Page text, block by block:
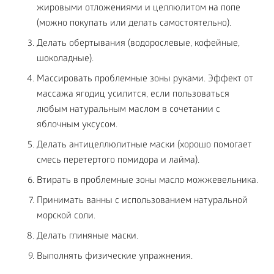
жировыми отложениями и целлюлитом на попе
(можно покупать или делать самостоятельно).
Делать обертывания (водорослевые, кофейные,
шоколадные).
Массировать проблемные зоны руками. Эффект от
массажа ягодиц усилится, если пользоваться
любым натуральным маслом в сочетании с
яблочным уксусом.
Делать антицеллюлитные маски (хорошо помогает
смесь перетертого помидора и лайма).
Втирать в проблемные зоны масло можжевельника.
Принимать ванны с использованием натуральной
морской соли.
Делать глиняные маски.
Выполнять физические упражнения.